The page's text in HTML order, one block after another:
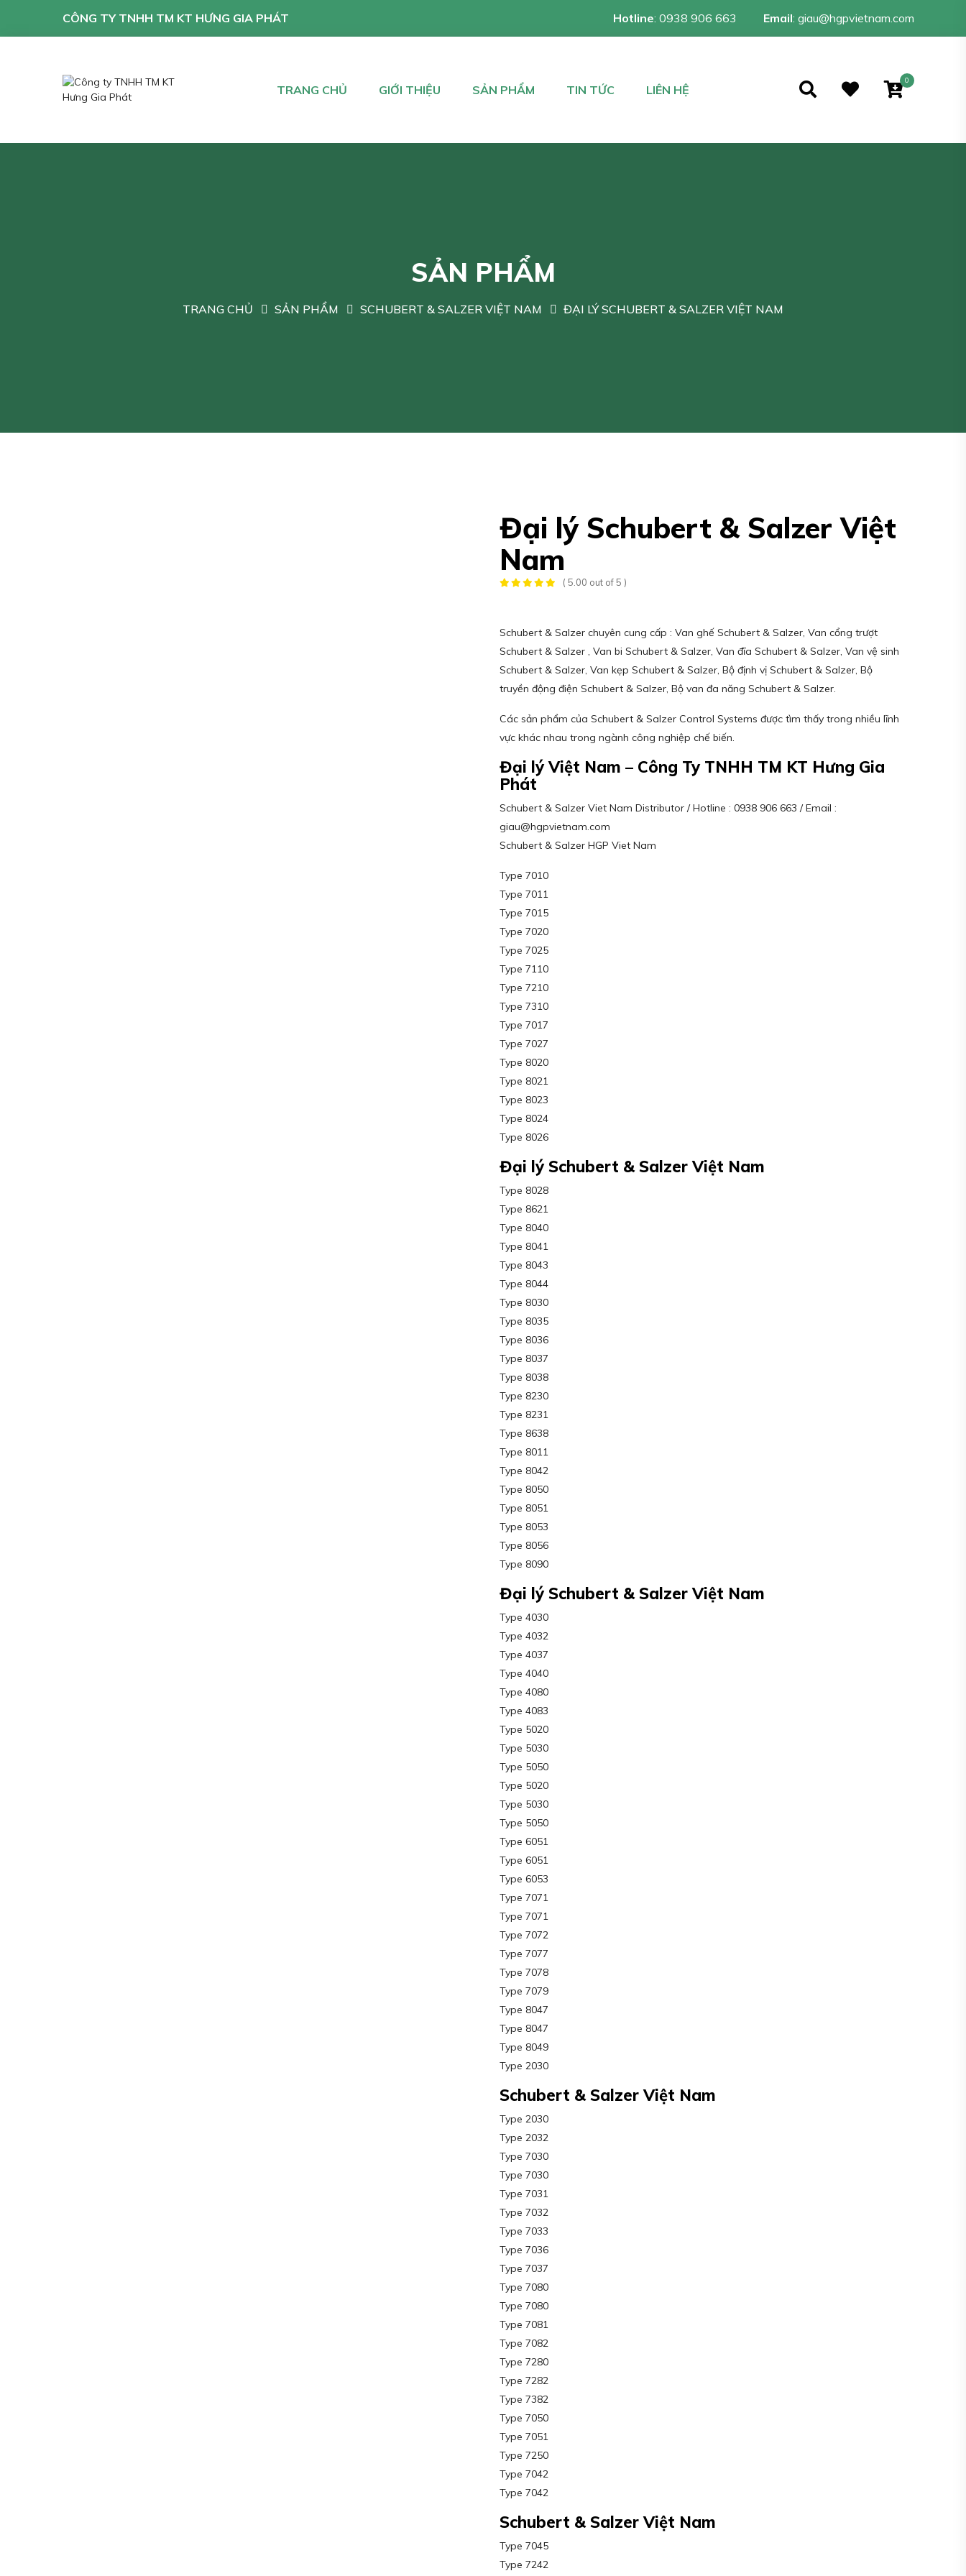
CÔNG TY TNHH TM KT HƯNG GIA PHÁT Hotline: 0938 906 663 Email: giau@hgpvietnam.com
TRANG CHỦ GIỚI THIỆU SẢN PHẨM TIN TỨC LIÊN HỆ
0
SẢN PHẨM
TRANG CHỦ SẢN PHẨM SCHUBERT & SALZER VIỆT NAM ĐẠI LÝ SCHUBERT & SALZER VIỆT NAM
Đại lý Schubert & Salzer Việt
Nam
( 5.00 out of 5 )
Schubert & Salzer chuyên cung cấp : Van ghế Schubert & Salzer, Van cổng trượt
Schubert & Salzer , Van bi Schubert & Salzer, Van đĩa Schubert & Salzer, Van vệ sinh
Schubert & Salzer, Van kẹp Schubert & Salzer, Bộ định vị Schubert & Salzer, Bộ
truyền động điện Schubert & Salzer, Bộ van đa năng Schubert & Salzer.
Các sản phẩm của Schubert & Salzer Control Systems được tìm thấy trong nhiều lĩnh
vực khác nhau trong ngành công nghiệp chế biến.
Đại lý Việt Nam – Công Ty TNHH TM KT Hưng Gia
Phát
Schubert & Salzer Viet Nam Distributor / Hotline : 0938 906 663 / Email :
giau@hgpvietnam.com
Schubert & Salzer HGP Viet Nam
Type 7010
Type 7011
Type 7015
Type 7020
Type 7025
Type 7110
Type 7210
Type 7310
Type 7017
Type 7027
Type 8020
Type 8021
Type 8023
Type 8024
Type 8026
Đại lý Schubert & Salzer Việt Nam
Type 8028
Type 8621
Type 8040
Type 8041
Type 8043
Type 8044
Type 8030
Type 8035
Type 8036
Type 8037
Type 8038
Type 8230
Type 8231
Type 8638
Type 8011
Type 8042
Type 8050
Type 8051
Type 8053
Type 8056
Type 8090
Đại lý Schubert & Salzer Việt Nam
Type 4030
Type 4032
Type 4037
Type 4040
Type 4080
Type 4083
Type 5020
Type 5030
Type 5050
Type 5020
Type 5030
Type 5050
Type 6051
Type 6051
Type 6053
Type 7071
Type 7071
Type 7072
Type 7077
Type 7078
Type 7079
Type 8047
Type 8047
Type 8049
Type 2030
Schubert & Salzer Việt Nam
Type 2030
Type 2032
Type 7030
Type 7030
Type 7031
Type 7032
Type 7033
Type 7036
Type 7037
Type 7080
Type 7080
Type 7081
Type 7082
Type 7280
Type 7282
Type 7382
Type 7050
Type 7051
Type 7250
Type 7042
Type 7042
Schubert & Salzer Việt Nam
Type 7045
Type 7242